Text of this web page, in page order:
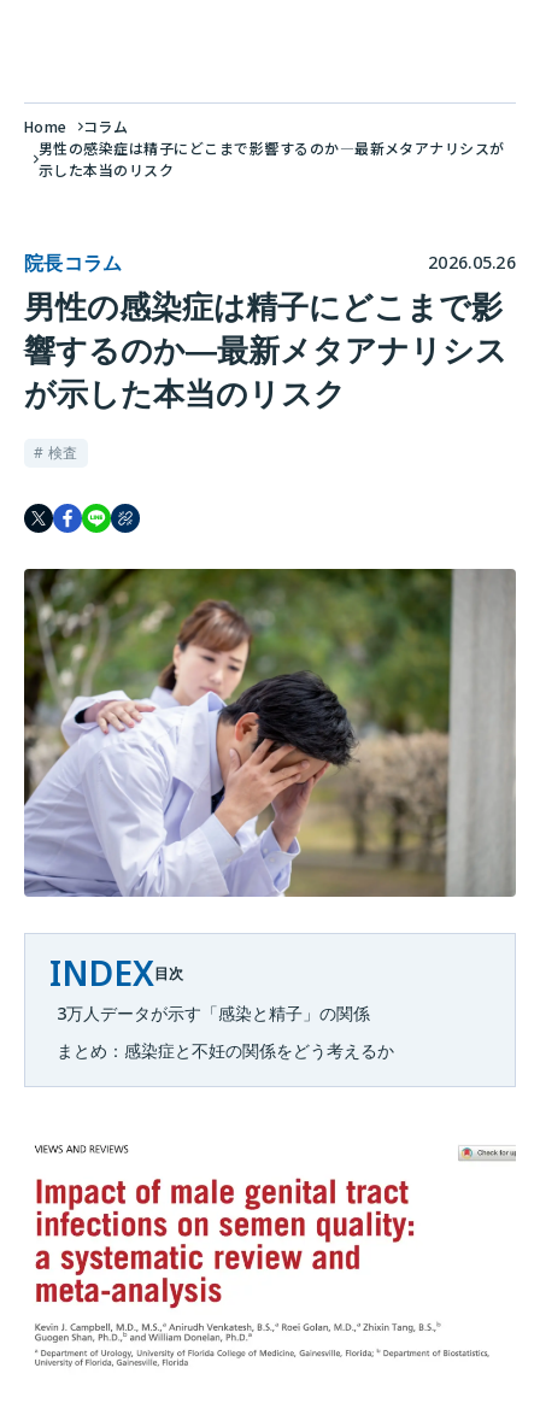
Home
コラム
男性の感染症は精子にどこまで影響するのか―最新メタアナリシスが
示した本当のリスク
院長コラム 2026.05.26
男性の感染症は精子にどこまで影
響するのか―最新メタアナリシス
が示した本当のリスク
# 検査
INDEX目次
3万人データが示す「感染と精子」の関係
まとめ：感染症と不妊の関係をどう考えるか